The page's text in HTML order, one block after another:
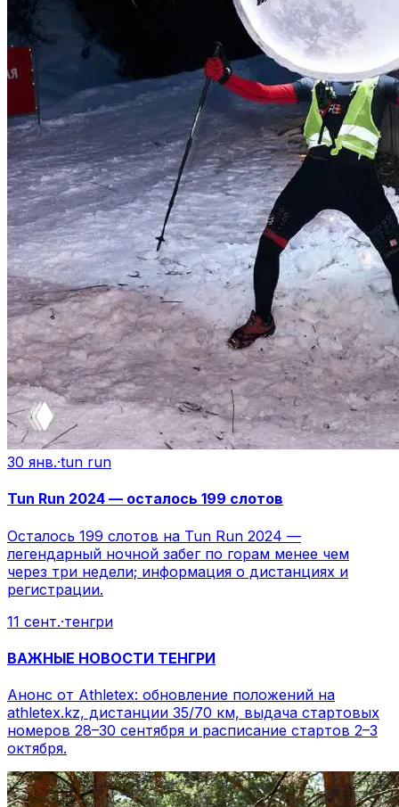
30 янв.·tun run
Tun Run 2024 — осталось 199 слотов
Осталось 199 слотов на Tun Run 2024 —
легендарный ночной забег по горам менее чем
через три недели; информация о дистанциях и
регистрации.
11 сент.·тенгри
ВАЖНЫЕ НОВОСТИ ТЕНГРИ
Анонс от Athletex: обновление положений на
athletex.kz, дистанции 35/70 км, выдача стартовых
номеров 28–30 сентября и расписание стартов 2–3
октября.